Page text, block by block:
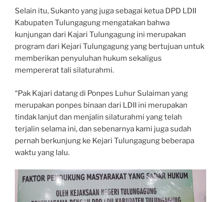
Selain itu, Sukanto yang juga sebagai ketua DPD LDII
Kabupaten Tulungagung mengatakan bahwa
kunjungan dari Kajari Tulungagung ini merupakan
program dari Kejari Tulungagung yang bertujuan untuk
memberikan penyuluhan hukum sekaligus
mempererat tali silaturahmi.
“Pak Kajari datang di Ponpes Luhur Sulaiman yang
merupakan ponpes binaan dari LDII ini merupakan
tindak lanjut dan menjalin silaturahmi yang telah
terjalin selama ini, dan sebenarnya kami juga sudah
pernah berkunjung ke Kejari Tulungagung beberapa
waktu yang lalu.